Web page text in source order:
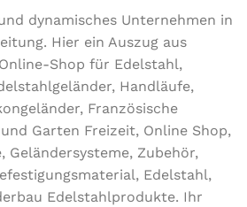
dynamisches Unternehmen in
Hier ein Auszug aus
Shop für Edelstahl,
Handläufe,
Französische
Garten Freizeit, Online Shop,
Geländersysteme, Zubehör,
Edelstahl,
Edelstahlprodukte. Ihr